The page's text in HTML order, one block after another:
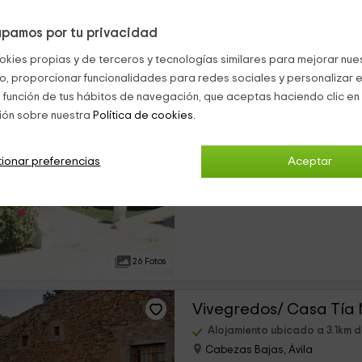
por tu privacidad
propias y de terceros y tecnologías similares para mejorar
proporcionar funcionalidades para redes sociales y personalizar
de tus hábitos de navegación, que aceptas haciendo clic
sobre nuestra Política de cookies.
Aceptar
preferencias
26 Fotos
Casa Rural Victoria
0 opiniones
Vivegredos/ Casa Tía
Alojamiento ubicado a 3.1km
Cabezas Bajas, Ávila